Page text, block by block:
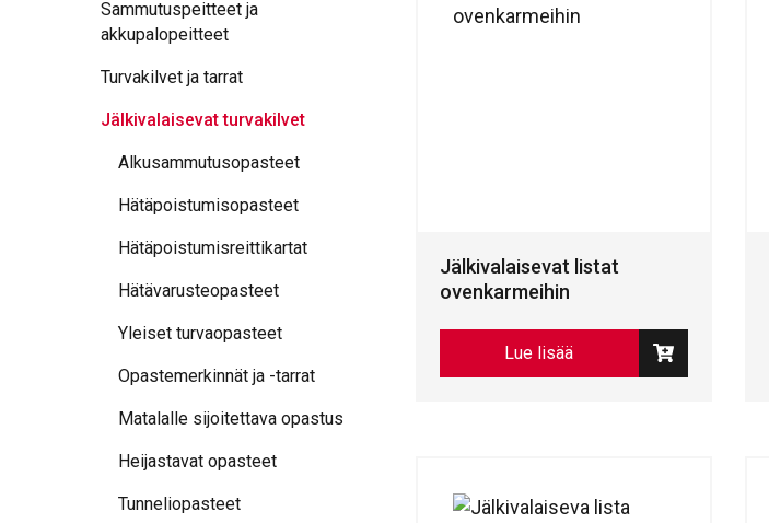
Sammutuspeitteet ja
akkupalopeitteet
Turvakilvet ja tarrat
Jälkivalaisevat turvakilvet
Alkusammutusopasteet
Hätäpoistumisopasteet
Hätäpoistumisreittikartat
Hätävarusteopasteet
Yleiset turvaopasteet
Opastemerkinnät ja -tarrat
Matalalle sijoitettava opastus
Heijastavat opasteet
Tunneliopasteet
Jälkivalaisevat listat
ovenkarmeihin
Lue lisää